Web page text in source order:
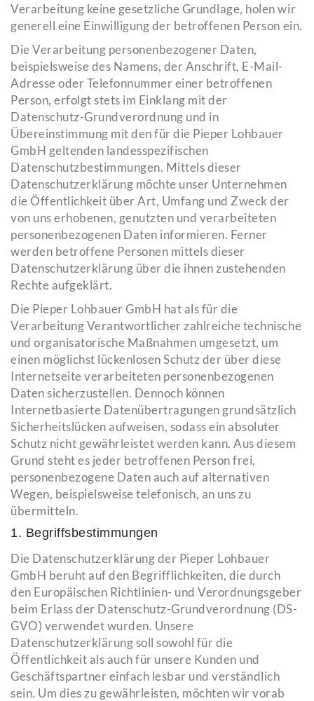
Verarbeitung keine gesetzliche Grundlage, holen wir
generell eine Einwilligung der betroffenen Person ein.
Die Verarbeitung personenbezogener Daten,
beispielsweise des Namens, der Anschrift, E-Mail-
Adresse oder Telefonnummer einer betroffenen
Person, erfolgt stets im Einklang mit der
Datenschutz-Grundverordnung und in
Übereinstimmung mit den für die Pieper Lohbauer
GmbH geltenden landesspezifischen
Datenschutzbestimmungen. Mittels dieser
Datenschutzerklärung möchte unser Unternehmen
die Öffentlichkeit über Art, Umfang und Zweck der
von uns erhobenen, genutzten und verarbeiteten
personenbezogenen Daten informieren. Ferner
werden betroffene Personen mittels dieser
Datenschutzerklärung über die ihnen zustehenden
Rechte aufgeklärt.
Die Pieper Lohbauer GmbH hat als für die
Verarbeitung Verantwortlicher zahlreiche technische
und organisatorische Maßnahmen umgesetzt, um
einen möglichst lückenlosen Schutz der über diese
Internetseite verarbeiteten personenbezogenen
Daten sicherzustellen. Dennoch können
Internetbasierte Datenübertragungen grundsätzlich
Sicherheitslücken aufweisen, sodass ein absoluter
Schutz nicht gewährleistet werden kann. Aus diesem
Grund steht es jeder betroffenen Person frei,
personenbezogene Daten auch auf alternativen
Wegen, beispielsweise telefonisch, an uns zu
übermitteln.
1. Begriffsbestimmungen
Die Datenschutzerklärung der Pieper Lohbauer
GmbH beruht auf den Begrifflichkeiten, die durch
den Europäischen Richtlinien- und Verordnungsgeber
beim Erlass der Datenschutz-Grundverordnung (DS-
GVO) verwendet wurden. Unsere
Datenschutzerklärung soll sowohl für die
Öffentlichkeit als auch für unsere Kunden und
Geschäftspartner einfach lesbar und verständlich
sein. Um dies zu gewährleisten, möchten wir vorab